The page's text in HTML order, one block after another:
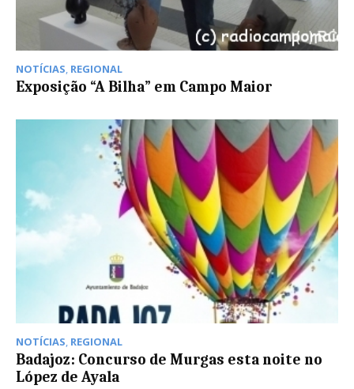
NOTÍCIAS, REGIONAL
Exposição “A Bilha” em Campo Maior
NOTÍCIAS REGIONAL
Badajoz: Concurso de Murgas esta noite no
López de Ayala